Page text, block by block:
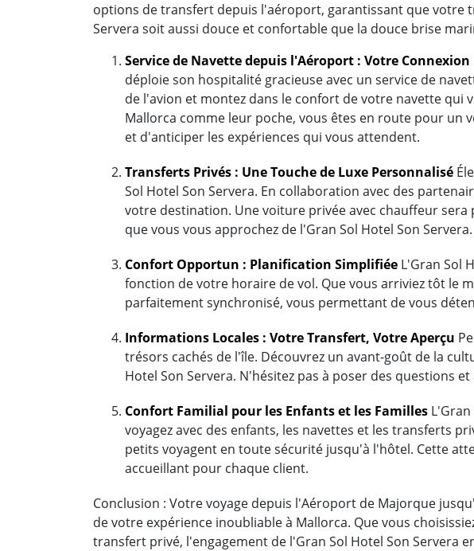
options de transfert depuis l'aéroport, garantissant que votre
Servera soit aussi douce et confortable que la douce brise
Service de Navette depuis l'Aéroport : Votre
déploie son hospitalité gracieuse avec un service de
de l'avion et montez dans le confort de votre navette qui
Mallorca comme leur poche, vous êtes en route pour
et d'anticiper les expériences qui vous attendent.
Transferts Privés : Une Touche de Luxe Personnalisé
Sol Hotel Son Servera. En collaboration avec des
votre destination. Une voiture privée avec chauffeur
que vous vous approchez de l'Gran Sol Hotel Son Servera.
Confort Opportun : Planification Simplifiée L'Gran Sol
fonction de votre horaire de vol. Que vous arriviez tôt le
parfaitement synchronisé, vous permettant de vous
Informations Locales : Votre Transfert, Votre Aperçu
trésors cachés de l'île. Découvrez un avant-goût de la
Hotel Son Servera. N'hésitez pas à poser des questions
Confort Familial pour les Enfants et les Familles
voyagez avec des enfants, les navettes et les transferts
petits voyagent en toute sécurité jusqu'à l'hôtel. Cette
accueillant pour chaque client.
Conclusion : Votre voyage depuis l'Aéroport de Majorque
de votre expérience inoubliable à Mallorca. Que vous
transfert privé, l'engagement de l'Gran Sol Hotel Son Servera